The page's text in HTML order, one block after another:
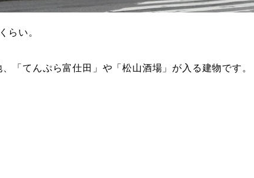
らい。
「てんぷら富仕田」や「松山酒場」が入る建物です。